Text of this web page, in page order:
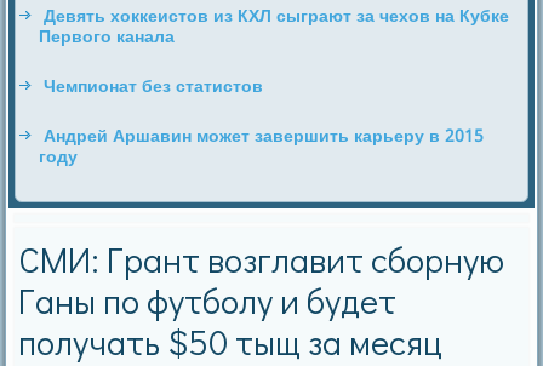
Девять хоккеистов из КХЛ сыграют за чехов на Кубке
Первого канала
Чемпионат без статистов
Андрей Аршавин может завершить карьеру в 2015
году
СМИ: Грант возглавит сборную
Ганы по футболу и будет
получать $50 тыщ за месяц